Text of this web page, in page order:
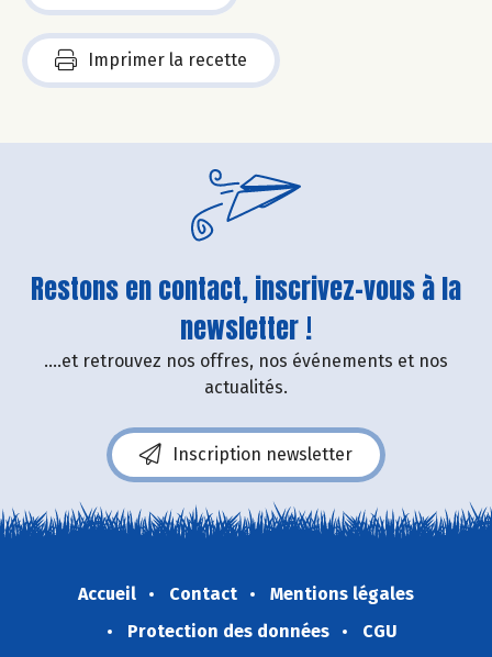
Imprimer la recette
Restons en contact, inscrivez-vous à la
newsletter !
....et retrouvez nos offres, nos événements et nos
actualités.
Inscription newsletter
Accueil Contact
Mentions légales
Protection des données
CGU